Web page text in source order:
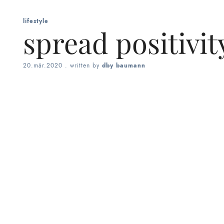
lifestyle
spread
20.mär.2020 . written by dby baumann